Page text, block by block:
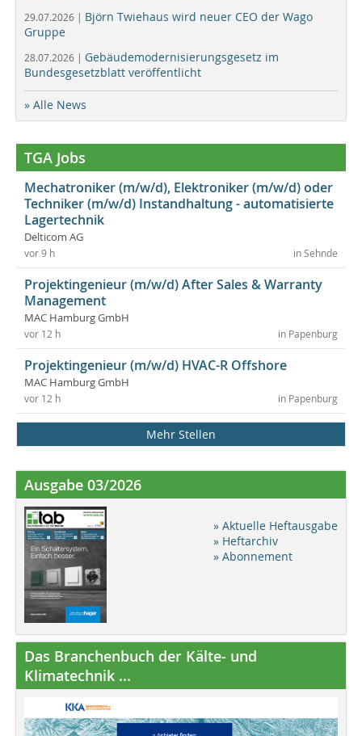
29.07.2026 | Björn Twiehaus wird neuer CEO der Wago
Gruppe
28.07.2026 | Gebäudemodernisierungsgesetz im
Bundesgesetzblatt veröffentlicht
» Alle News
TGA Jobs
Mechatroniker (m/w/d), Elektroniker (m/w/d) oder
Techniker (m/w/d) Instandhaltung - automatisierte
Lagertechnik
Delticom AG
in Sehnde
vor 9 h
Projektingenieur (m/w/d) After Sales & Warranty
Management
MAC Hamburg GmbH
in Papenburg
vor 12 h
Projektingenieur (m/w/d) HVAC-R Offshore
MAC Hamburg GmbH
in Papenburg
vor 12 h
Mehr Stellen
Ausgabe 03/2026
» Aktuelle Heftausgabe
» Heftarchiv
» Abonnement
Das Branchenbuch der Kälte- und
Klimatechnik ...